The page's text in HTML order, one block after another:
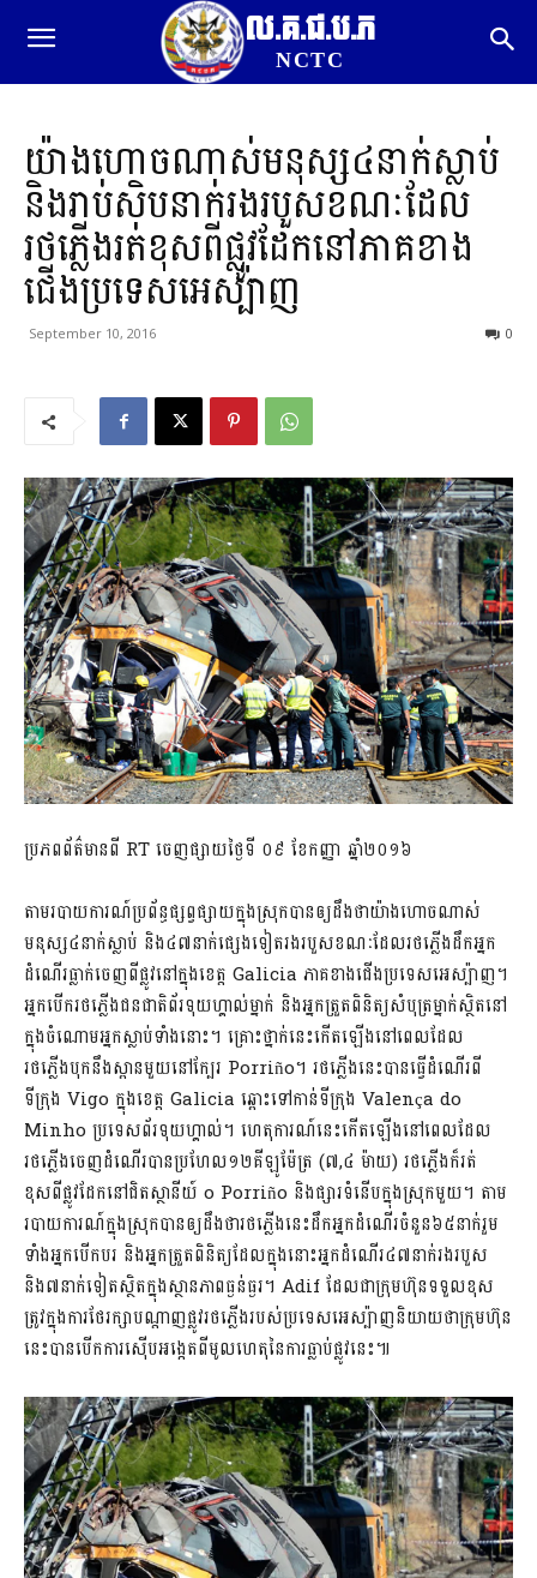
ល.គ.ជ.ប.ភ
NCTC
យ៉ាងហោចណាស់មនុស្ស៤នាក់ស្លាប់
និងរាប់សិបនាក់រងរបួសខណៈដែល
រថភ្លើងរត់ខុសពីផ្លូវដែកនៅភាគខាង
ជើងប្រទេសអេស្ប៉ាញ
September 10, 2016 0
ប្រភពព័ត៌មានពី RT ចេញផ្សាយថ្ងៃទី ០៩ ខែកញ្ញា ឆ្នាំ២០១៦
តាមរបាយការណ៍ប្រព័ន្ធផ្សព្វផ្សាយក្នុងស្រុកបានឲ្យដឹងថាយ៉ាងហោចណាស់
មនុស្ស៤នាក់ស្លាប់ និង៤៧នាក់ផ្សេងទៀតរងរបួសខណៈដែលរថភ្លើងដឹកអ្នក
ដំណើរធ្លាក់ចេញពីផ្លូវនៅក្នុងខេត្ត Galicia ភាគខាងជើងប្រទេសអេស្ប៉ាញ។
អ្នកបើករថភ្លើងជនជាតិព័រទុយហ្គាល់ម្នាក់ និងអ្នកត្រួតពិនិត្យសំបុត្រម្នាក់ស្ថិតនៅ
ក្នុងចំណោមអ្នកស្លាប់ទាំងនោះ។ គ្រោះថ្នាក់នេះកើតឡើងនៅពេលដែល
រថភ្លើងបុកនឹងស្ពានមួយនៅក្បែរ Porriño។ រថភ្លើងនេះបានធ្វើដំណើរពី
ទីក្រុង Vigo ក្នុងខេត្ត Galicia ឆ្ពោះទៅកាន់ទីក្រុង Valença do
Minho ប្រទេសព័រទុយហ្គាល់។ ហេតុការណ៍នេះកើតឡើងនៅពេលដែល
រថភ្លើងចេញដំណើរបានប្រហែល១២គីឡូម៉ែត្រ (៧,៤ ម៉ាយ) រថភ្លើងក៏រត់
ខុសពីផ្លូវដែកនៅជិតស្ថានីយ៍ o Porriño និងផ្សារទំនើបក្នុងស្រុកមួយ។ តាម
របាយការណ៍ក្នុងស្រុកបានឲ្យដឹងថារថភ្លើងនេះដឹកអ្នកដំណើរចំនួន៦៥នាក់រួម
ទាំងអ្នកបើកបរ និងអ្នកត្រួតពិនិត្យដែលក្នុងនោះអ្នកដំណើរ៤៧នាក់រងរបួស
និង៧នាក់ទៀតស្ថិតក្នុងស្ថានភាពធ្ងន់ធ្ងរ។ Adif ដែលជាក្រុមហ៊ុនទទួលខុស
ត្រូវក្នុងការថែរក្សាបណ្តាញផ្លូវរថភ្លើងរបស់ប្រទេសអេស្ប៉ាញនិយាយថាក្រុមហ៊ុន
នេះបានបើកការស៊ើបអង្កេតពីមូលហេតុនៃការធ្លាប់ផ្លូវនេះ៕